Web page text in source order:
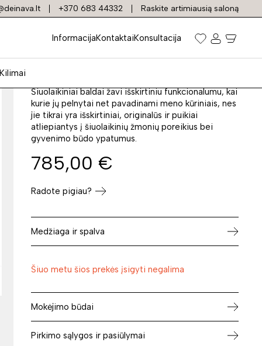
+370 683 44332 Raskite artimiausią saloną
InformacijaKontaktaiKonsultacija
Kilimai
Sofa-lova LILIJA
Šiuolaikiniai baldai žavi išskirtiniu funkcionalumu, kai
kurie jų pelnytai net pavadinami meno kūriniais, nes
jie tikrai yra išskirtiniai, originalūs ir puikiai
atliepiantys į šiuolaikinių žmonių poreikius bei
gyvenimo būdo ypatumus.
785,00 €
Radote pigiau?
Medžiaga ir spalva
Šiuo metu šios prekės įsigyti negalima
Mokėjimo būdai
Pirkimo sąlygos ir pasiūlymai